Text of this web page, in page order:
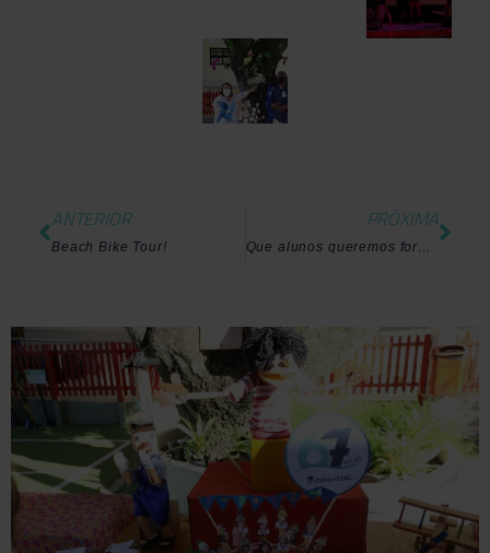
ANTERIOR
Beach Bike Tour!
PRÓXIMA
Que alunos queremos formar?